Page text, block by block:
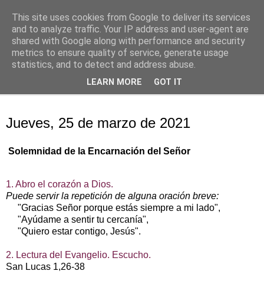
Oración personal
con el Evangelio de cada día
Jueves, 25 de marzo de 2021
Solemnidad de la Encarnación del Señor
1. Abro el corazón a Dios.
Puede servir la repetición de alguna oración breve:
"Gracias Señor porque estás siempre a mi lado",
"Ayúdame a sentir tu cercanía",
"Quiero estar contigo, Jesús".
2. Lectura del Evangelio. Escucho.
San Lucas 1,26-38
This site uses cookies from Google to deliver its services
and to analyze traffic. Your IP address and user-agent are
shared with Google along with performance and security
metrics to ensure quality of service, generate usage
statistics, and to detect and address abuse.
LEARN MORE GOT IT